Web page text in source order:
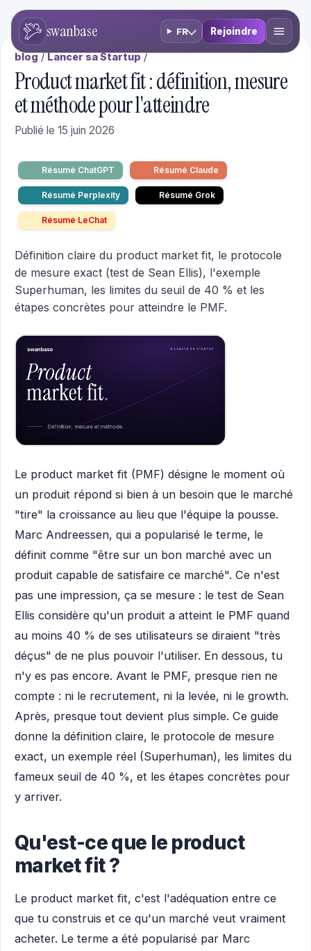
swanbase FR Rejoindre
blog / Lancer sa Startup /
Product market fit : définition, mesure
et méthode pour l'atteindre
Publié le 15 juin 2026
Résumé ChatGPT Résumé Claude
Résumé Perplexity Résumé Grok
Résumé LeChat
Définition claire du product market fit, le protocole
de mesure exact (test de Sean Ellis), l'exemple
Superhuman, les limites du seuil de 40 % et les
étapes concrètes pour atteindre le PMF.
Le product market fit (PMF) désigne le moment où
un produit répond si bien à un besoin que le marché
"tire" la croissance au lieu que l'équipe la pousse.
Marc Andreessen, qui a popularisé le terme, le
définit comme "être sur un bon marché avec un
produit capable de satisfaire ce marché". Ce n'est
pas une impression, ça se mesure : le test de Sean
Ellis considère qu'un produit a atteint le PMF quand
au moins 40 % de ses utilisateurs se diraient "très
déçus" de ne plus pouvoir l'utiliser. En dessous, tu
n'y es pas encore. Avant le PMF, presque rien ne
compte : ni le recrutement, ni la levée, ni le growth.
Après, presque tout devient plus simple. Ce guide
donne la définition claire, le protocole de mesure
exact, un exemple réel (Superhuman), les limites du
fameux seuil de 40 %, et les étapes concrètes pour
y arriver.
Qu'est-ce que le product
market fit ?
Le product market fit, c'est l'adéquation entre ce
que tu construis et ce qu'un marché veut vraiment
acheter. Le terme a été popularisé par Marc